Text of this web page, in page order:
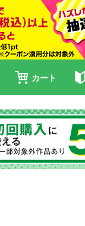
カート